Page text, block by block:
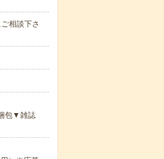
相談下さ
包▼雑誌